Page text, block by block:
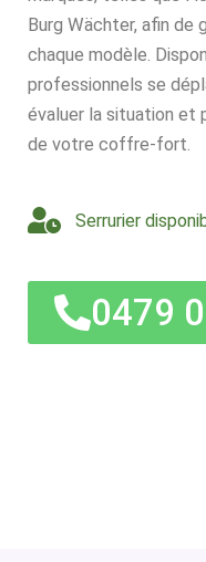
Burg Wächter, afin de
chaque modèle.
professionnels se
évaluer la situation et
de votre coffre-fort.
Serrurier
0479